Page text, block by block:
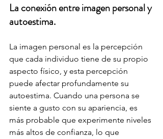
La conexión entre imagen personal y
autoestima.
La imagen personal es la percepción
que cada individuo tiene de su propio
aspecto físico, y esta percepción
puede afectar profundamente su
autoestima. Cuando una persona se
siente a gusto con su apariencia, es
más probable que experimente niveles
más altos de confianza, lo que